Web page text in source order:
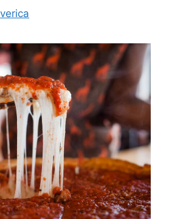
verica